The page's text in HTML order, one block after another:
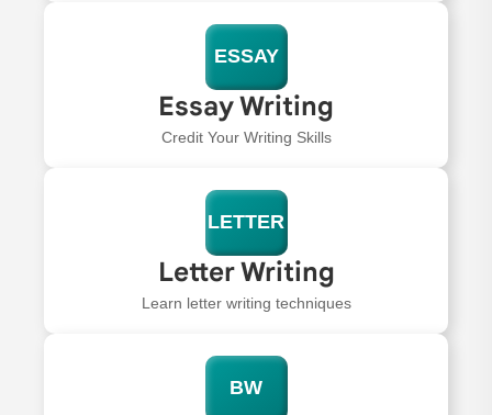
ESSAY
Essay Writing
Credit Your Writing Skills
LETTER
Letter Writing
Learn letter writing techniques
BW